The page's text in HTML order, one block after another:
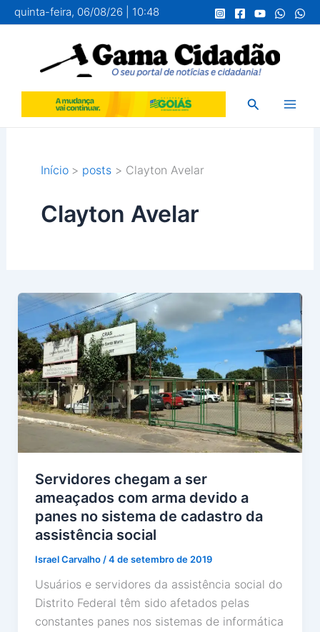
para
conteúdo
quinta-feira, 06/08/26 | 10:48
Pesquisar
Início posts Clayton Avelar
Clayton Avelar
Servidores chegam a ser
ameaçados com arma devido a
panes no sistema de cadastro da
assistência social
Israel Carvalho/4 de setembro de 2019
Usuários e servidores da assistência social do
Distrito Federal têm sido afetados pelas
constantes panes nos sistemas de informática